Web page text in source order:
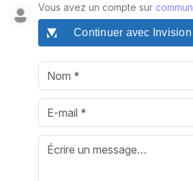
Vous avez un compte sur
Continuer avec